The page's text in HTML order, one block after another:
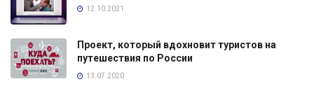
12.10.2021
Проект, который вдохновит туристов на
путешествия по России
13.07.2020